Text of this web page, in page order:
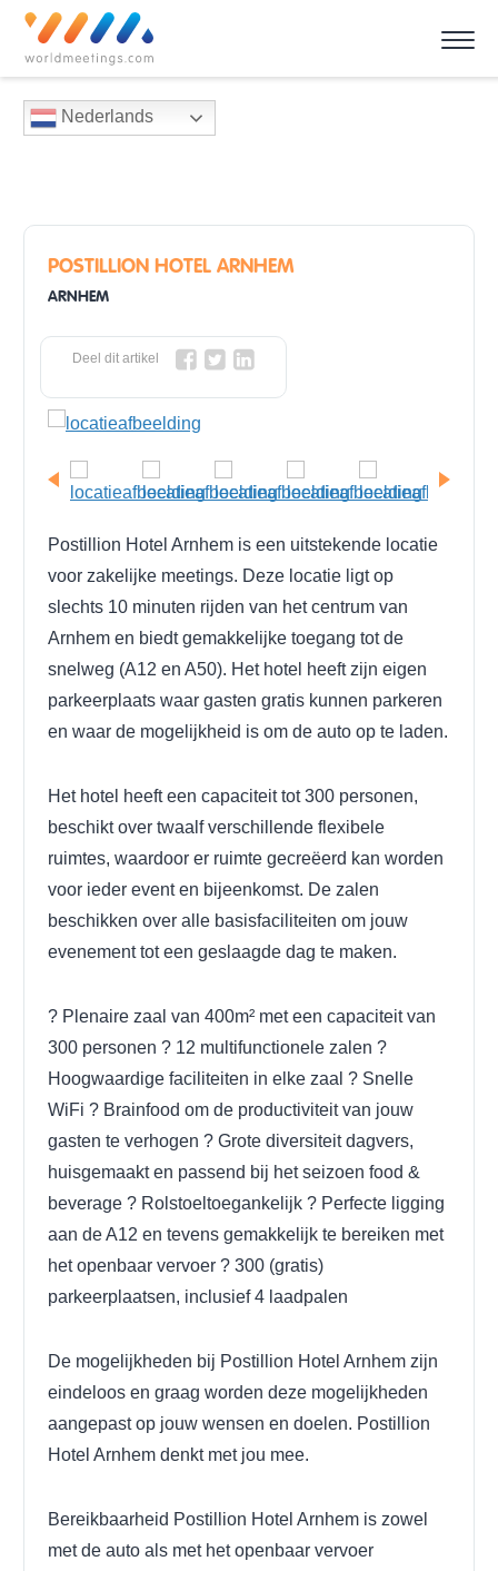
Nederlands
POSTILLION HOTEL ARNHEM
ARNHEM
Deel dit artikel
Postillion Hotel Arnhem is een uitstekende locatie
voor zakelijke meetings. Deze locatie ligt op
slechts 10 minuten rijden van het centrum van
Arnhem en biedt gemakkelijke toegang tot de
snelweg (A12 en A50). Het hotel heeft zijn eigen
parkeerplaats waar gasten gratis kunnen parkeren
en waar de mogelijkheid is om de auto op te laden.
Het hotel heeft een capaciteit tot 300 personen,
beschikt over twaalf verschillende flexibele
ruimtes, waardoor er ruimte gecreëerd kan worden
voor ieder event en bijeenkomst. De zalen
beschikken over alle basisfaciliteiten om jouw
evenement tot een geslaagde dag te maken.
? Plenaire zaal van 400m² met een capaciteit van
300 personen ? 12 multifunctionele zalen ?
Hoogwaardige faciliteiten in elke zaal ? Snelle
WiFi ? Brainfood om de productiviteit van jouw
gasten te verhogen ? Grote diversiteit dagvers,
huisgemaakt en passend bij het seizoen food &
beverage ? Rolstoeltoegankelijk ? Perfecte ligging
aan de A12 en tevens gemakkelijk te bereiken met
het openbaar vervoer ? 300 (gratis)
parkeerplaatsen, inclusief 4 laadpalen
De mogelijkheden bij Postillion Hotel Arnhem zijn
eindeloos en graag worden deze mogelijkheden
aangepast op jouw wensen en doelen. Postillion
Hotel Arnhem denkt met jou mee.
Bereikbaarheid Postillion Hotel Arnhem is zowel
met de auto als met het openbaar vervoer